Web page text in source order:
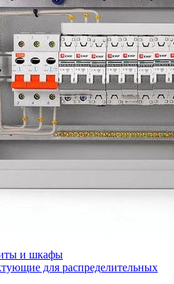
и шкафы
для распределительных